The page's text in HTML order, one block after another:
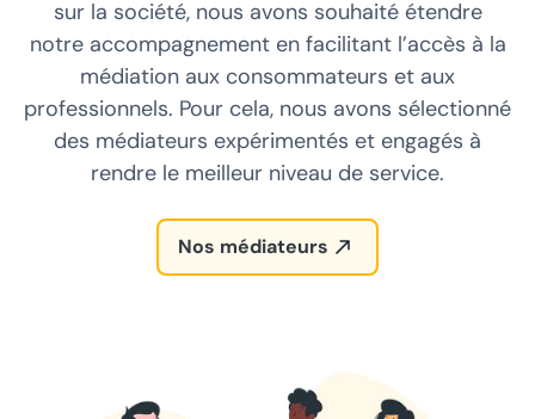
sur la société, nous avons souhaité étendre
notre accompagnement en facilitant l’accès à la
médiation aux consommateurs et aux
professionnels. Pour cela, nous avons sélectionné
des médiateurs expérimentés et engagés à
rendre le meilleur niveau de service.
Nos médiateurs